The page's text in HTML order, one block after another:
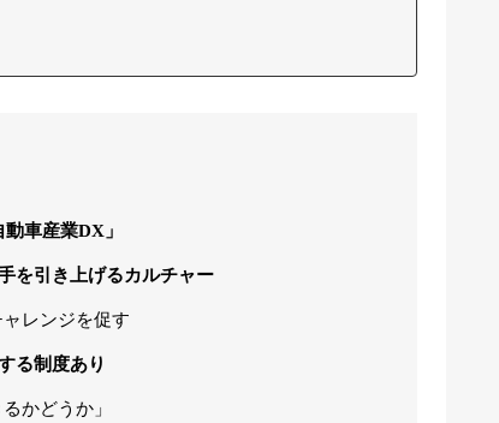
車産業DX」
を引き上げるカルチャー
レンジを促す
る制度あり
かどうか」